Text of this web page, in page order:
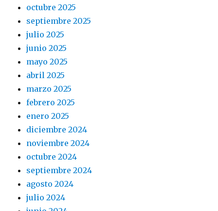
octubre 2025
septiembre 2025
julio 2025
junio 2025
mayo 2025
abril 2025
marzo 2025
febrero 2025
enero 2025
diciembre 2024
noviembre 2024
octubre 2024
septiembre 2024
agosto 2024
julio 2024